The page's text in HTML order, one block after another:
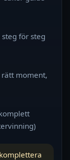
för steg
moment,